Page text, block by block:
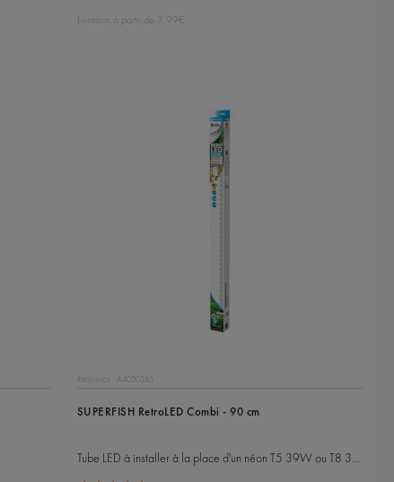
Livraison à partir de 3,99€
Référence : A4020385
SUPERFISH RetroLED Combi - 90 cm
Tube LED à installer à la place d'un néon T5 39W ou T8 30W